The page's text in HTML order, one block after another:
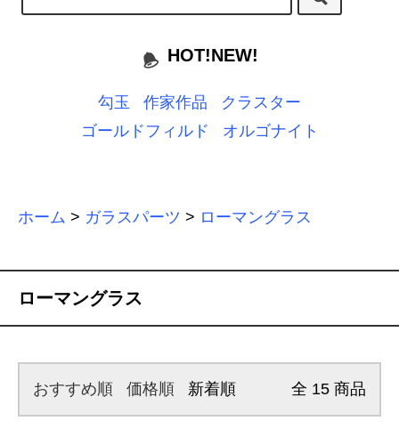
HOT!NEW!
勾玉 作家作品
クラスター
ゴールドフィルド
オルゴナイト
ホーム > ガラスパーツ > ローマングラス
ローマングラス
おすすめ順 価格順 新着順 全 15 商品